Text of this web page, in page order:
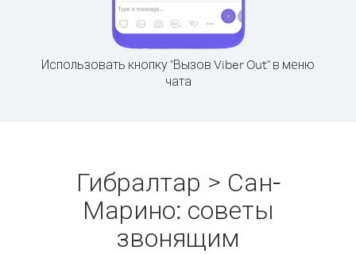
Использовать кнопку "Вызов Viber Out" в меню
чата
Гибралтар > Сан-
Марино: советы
звонящим